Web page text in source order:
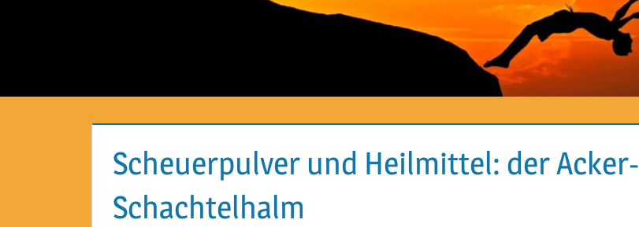
Scheuerpulver und Heilmittel: der Acker-
Schachtelhalm